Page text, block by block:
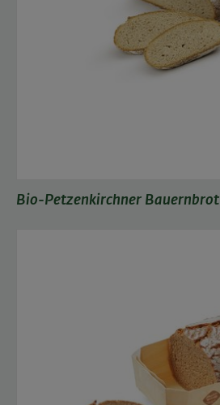
Bio-Petzenkirchner Bauernbrot